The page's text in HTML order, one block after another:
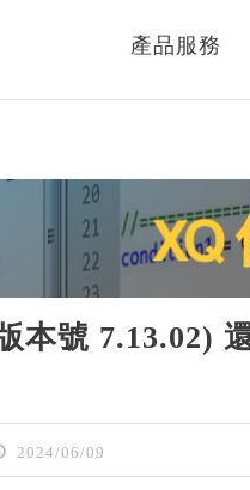
產品服務
本號 7.13.02)
2024/06/09